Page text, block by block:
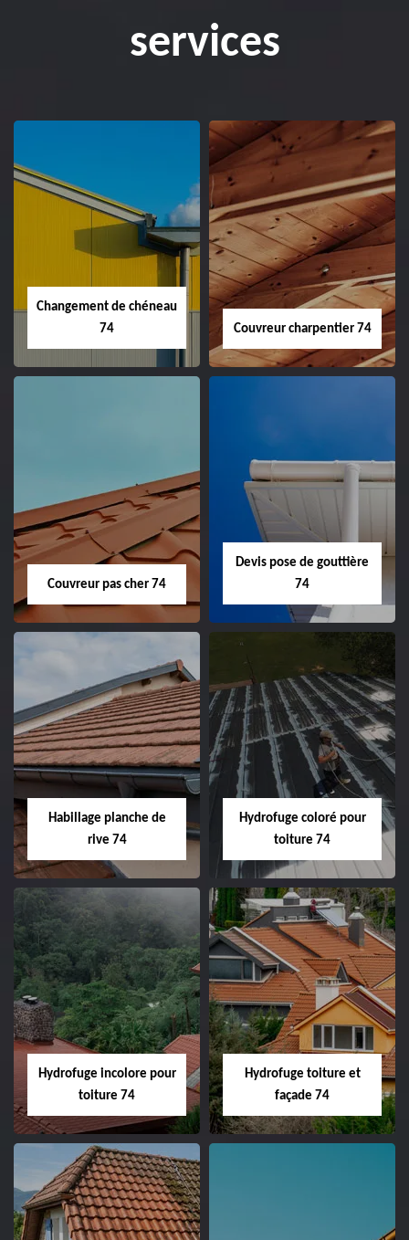
services
Changement de chéneau
74
Couvreur charpentier 74
Couvreur pas cher 74
Devis pose de gouttière
74
Habillage planche de
rive 74
Hydrofuge coloré pour
toiture 74
Hydrofuge incolore pour
toiture 74
Hydrofuge toiture et
façade 74